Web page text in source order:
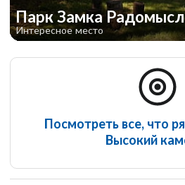
Парк Замка
Интересное место
Посмотреть все, что
Высокий